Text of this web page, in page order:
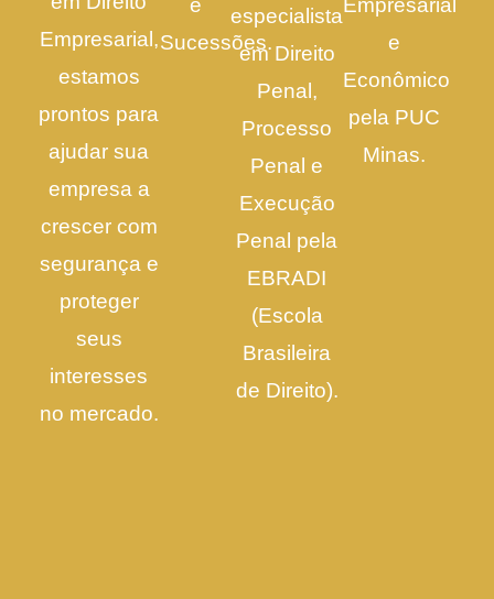
Empresarial,
estamos
prontos para
ajudar sua
empresa a
crescer com
segurança e
proteger
seus
interesses
no mercado.
e
Sucessões.
especialista
em Direito
Penal,
Processo
Penal e
Execução
Penal pela
EBRADI
(Escola
Brasileira
de Direito).
Empresarial
e
Econômico
pela PUC
Minas.